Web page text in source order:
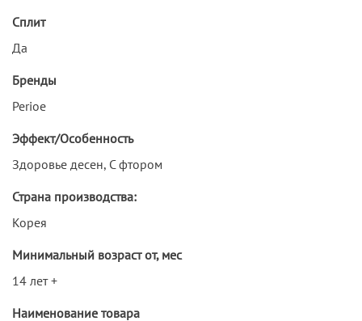
Сплит
Да
Бренды
Perioe
Эффект/Особенность
Здоровье десен, С фтором
Страна производства:
Корея
Минимальный возраст от, мес
14 лет +
Наименование товара